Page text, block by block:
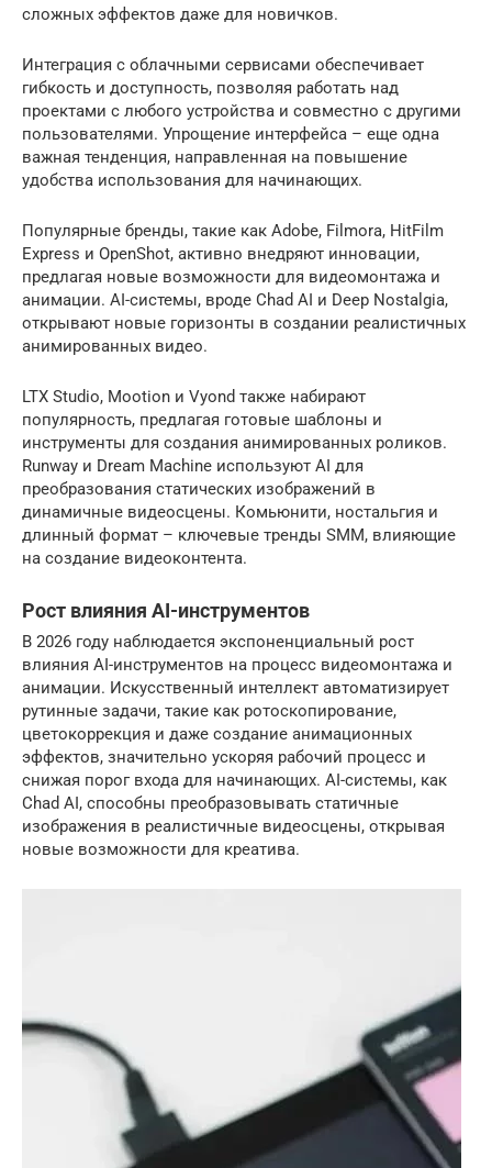
сложных эффектов даже для новичков.
Интеграция с облачными сервисами обеспечивает
гибкость и доступность, позволяя работать над
проектами с любого устройства и совместно с другими
пользователями. Упрощение интерфейса – еще одна
важная тенденция, направленная на повышение
удобства использования для начинающих.
Популярные бренды, такие как Adobe, Filmora, HitFilm
Express и OpenShot, активно внедряют инновации,
предлагая новые возможности для видеомонтажа и
анимации. AI-системы, вроде Chad AI и Deep Nostalgia,
открывают новые горизонты в создании реалистичных
анимированных видео.
LTX Studio, Mootion и Vyond также набирают
популярность, предлагая готовые шаблоны и
инструменты для создания анимированных роликов.
Runway и Dream Machine используют AI для
преобразования статических изображений в
динамичные видеосцены. Комьюнити, ностальгия и
длинный формат – ключевые тренды SMM, влияющие
на создание видеоконтента.
Рост влияния AI-инструментов
В 2026 году наблюдается экспоненциальный рост
влияния AI-инструментов на процесс видеомонтажа и
анимации. Искусственный интеллект автоматизирует
рутинные задачи, такие как ротоскопирование,
цветокоррекция и даже создание анимационных
эффектов, значительно ускоряя рабочий процесс и
снижая порог входа для начинающих. AI-системы, как
Chad AI, способны преобразовывать статичные
изображения в реалистичные видеосцены, открывая
новые возможности для креатива.